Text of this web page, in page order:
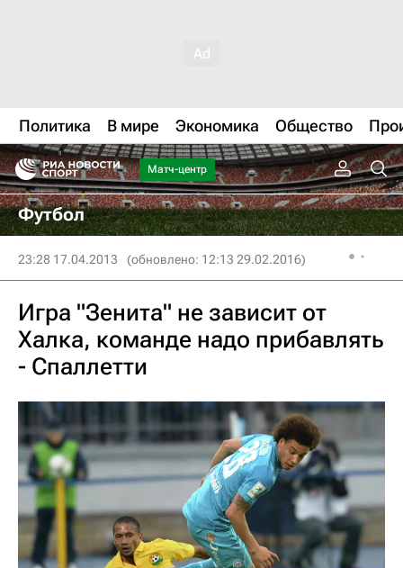
Политика В мире Экономика Общество
Матч-центр
Футбол
23:28 17.04.2013 (обновлено: 12:13 29.02.2016)
Игра "Зенита" не зависит от
Халка, команде надо прибавлять
- Спаллетти